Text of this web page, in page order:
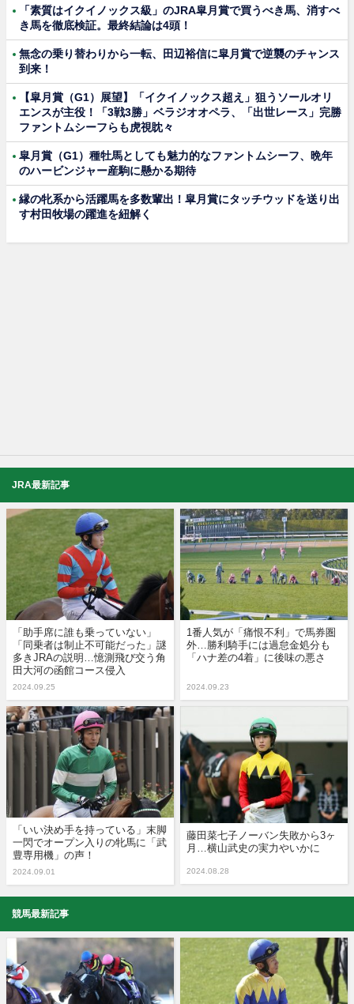
「素質はイクイノックス級」のJRA皐月賞で買うべき馬、消すべ
き馬を徹底検証。最終結論は4頭！
無念の乗り替わりから一転、田辺裕信に皐月賞で逆襲のチャンス
到来！
【皐月賞（G1）展望】「イクイノックス超え」狙うソールオリ
エンスが主役！「3戦3勝」ベラジオオペラ、「出世レース」完勝
ファントムシーフらも虎視眈々
皐月賞（G1）種牡馬としても魅力的なファントムシーフ、晩年
のハービンジャー産駒に懸かる期待
縁の牝系から活躍馬を多数輩出！皐月賞にタッチウッドを送り出
す村田牧場の躍進を紐解く
JRA最新記事
「助手席に誰も乗っていない」
「同乗者は制止不可能だった」謎
多きJRAの説明…憶測飛び交う角
田大河の函館コース侵入
2024.09.25
1番人気が「痛恨不利」で馬券圏
外…勝利騎手には過怠金処分も
「ハナ差の4着」に後味の悪さ
2024.09.23
「いい決め手を持っている」末脚
一閃でオープン入りの牝馬に「武
豊専用機」の声！
2024.09.01
藤田菜七子ノーバン失敗から3ヶ
月…横山武史の実力やいかに
2024.08.28
競馬最新記事